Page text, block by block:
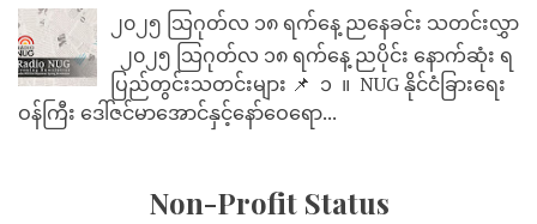
၂၀၂၅ သြဂုတ်လ ၁၈ ရက်နေ့ ညနေခင်း သတင်းလွှာ
၂၀၂၅ သြဂုတ်လ ၁၈ ရက်နေ့ ညပိုင်း နောက်ဆုံး ရ
ပြည်တွင်းသတင်းများ 📌 ⁨⁨⁨⁨ ၁ ⁨ ။ ⁨ NUG နိုင်ငံခြားရေး
ဝန်ကြီး ဒေါ်ဇင်မာအောင်နှင့်နော်ဝေရော...
Non-Profit Status